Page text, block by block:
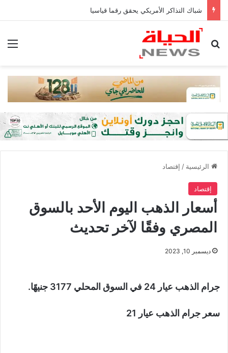
شباك التذاكر الأمريكي يحقق رقما قياسيا
بحث عن
الرئيسية / إقتصاد
إقتصاد
أسعار الذهب اليوم الأحد بالسوق
المصري وفقًا لآخر تحديث
ديسمبر 10, 2023
جرام الذهب عيار 24 في السوق المحلي 3177 جنيهًا.
سعر جرام الذهب عيار 21